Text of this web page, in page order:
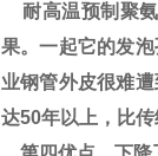
耐高温预制聚氨
果。一起它的发
业钢管外皮很难
达50年以上，比传